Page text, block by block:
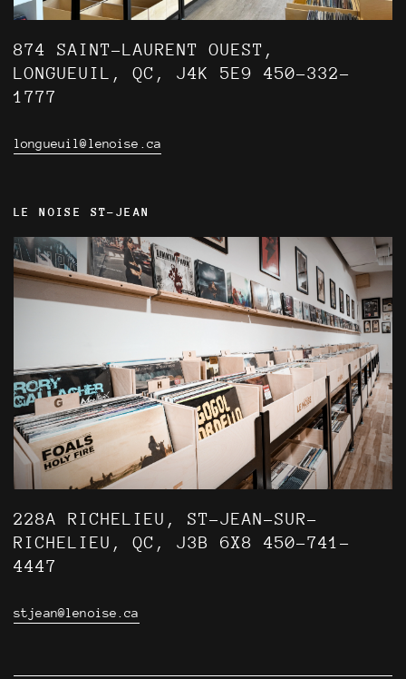
874 SAINT-LAURENT OUEST,
LONGUEUIL, QC, J4K 5E9 450-332-
1777
longueuil@lenoise.ca
LE NOISE ST-JEAN
228A RICHELIEU, ST-JEAN-SUR-
RICHELIEU, QC, J3B 6X8 450-741-
4447
stjean@lenoise.ca